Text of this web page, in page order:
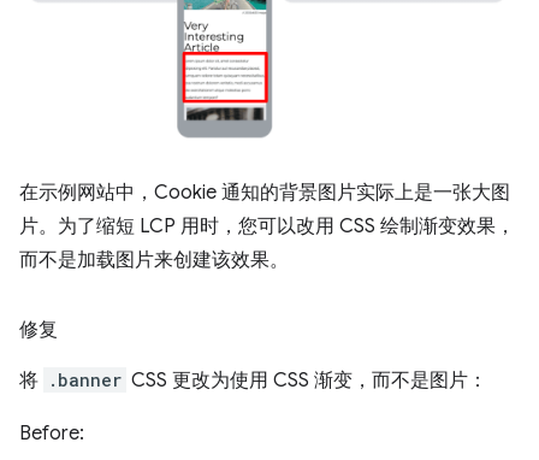
在示例网站中，Cookie 通知的背景图片实际上是一张大图
片。为了缩短 LCP 用时，您可以改用 CSS 绘制渐变效果，
而不是加载图片来创建该效果。
修复
将 .banner CSS 更改为使用 CSS 渐变，而不是图片：
Before: